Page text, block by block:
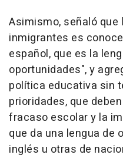
Asimismo, señaló
inmigrantes es
español, que es la
oportunidades", y
política educativa sin
prioridades, que
fracaso escolar y la
que da una lengua de
inglés u otras de